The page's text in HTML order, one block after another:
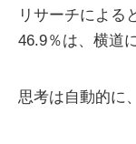
リサーチによる
46.9％は、横道
思考は自動的に